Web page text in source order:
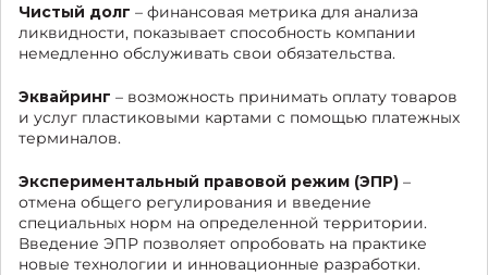
Чистый долг – финансовая метрика для анализа
ликвидности, показывает способность компании
немедленно обслуживать свои обязательства.
Эквайринг – возможность принимать оплату товаров
и услуг пластиковыми картами с помощью платежных
терминалов.
Экспериментальный правовой режим (ЭПР) –
отмена общего регулирования и введение
специальных норм на определенной территории.
Введение ЭПР позволяет опробовать на практике
новые технологии и инновационные разработки.